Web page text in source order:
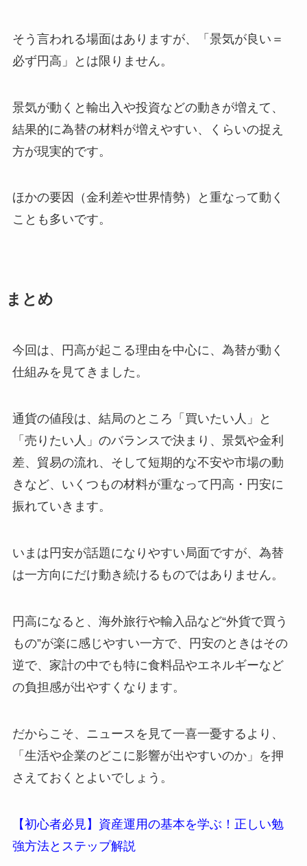
そう言われる場面はありますが、「景気が良い＝
必ず円高」とは限りません。
景気が動くと輸出入や投資などの動きが増えて、
結果的に為替の材料が増えやすい、くらいの捉え
方が現実的です。
ほかの要因（金利差や世界情勢）と重なって動く
ことも多いです。
まとめ
今回は、円高が起こる理由を中心に、為替が動く
仕組みを見てきました。
通貨の値段は、結局のところ「買いたい人」と
「売りたい人」のバランスで決まり、景気や金利
差、貿易の流れ、そして短期的な不安や市場の動
きなど、いくつもの材料が重なって円高・円安に
振れていきます。
いまは円安が話題になりやすい局面ですが、為替
は一方向にだけ動き続けるものではありません。
円高になると、海外旅行や輸入品など“外貨で買う
もの”が楽に感じやすい一方で、円安のときはその
逆で、家計の中でも特に食料品やエネルギーなど
の負担感が出やすくなります。
だからこそ、ニュースを見て一喜一憂するより、
「生活や企業のどこに影響が出やすいのか」を押
さえておくとよいでしょう。
【初心者必見】資産運用の基本を学ぶ！正しい勉
強方法とステップ解説